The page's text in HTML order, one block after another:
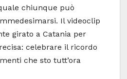
chiunque può
Il videoclip
girato a Catania per
celebrare il ricordo
che sto tutt’ora